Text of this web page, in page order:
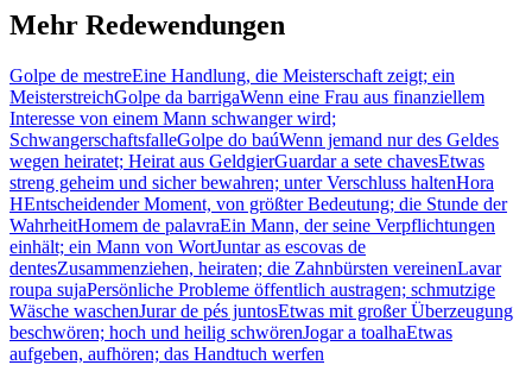
Mehr Redewendungen
Golpe de mestreEine Handlung, die Meisterschaft zeigt; ein
MeisterstreichGolpe da barrigaWenn eine Frau aus finanziellem
Interesse von einem Mann schwanger wird;
SchwangerschaftsfalleGolpe do baúWenn jemand nur des Geldes
wegen heiratet; Heirat aus GeldgierGuardar a sete chavesEtwas
streng geheim und sicher bewahren; unter Verschluss haltenHora
HEntscheidender Moment, von größter Bedeutung; die Stunde der
WahrheitHomem de palavraEin Mann, der seine Verpflichtungen
einhält; ein Mann von WortJuntar as escovas de
dentesZusammenziehen, heiraten; die Zahnbürsten vereinenLavar
roupa sujaPersönliche Probleme öffentlich austragen; schmutzige
Wäsche waschenJurar de pés juntosEtwas mit großer Überzeugung
beschwören; hoch und heilig schwörenJogar a toalhaEtwas
aufgeben, aufhören; das Handtuch werfen